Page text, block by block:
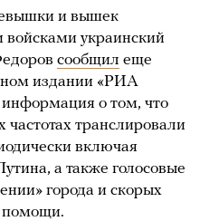
и вышек
войсками украинский
сообщил еще
издании «РИА
информация о том, что
частотах транслировали
включая
а также голосовые
города и скорых
помощи.